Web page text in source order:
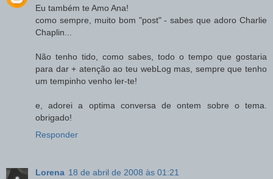
Eu também te Amo Ana!
como sempre, muito bom "post" - sabes que adoro Charlie
Chaplin...
Não tenho tido, como sabes, todo o tempo que gostaria
para dar + atenção ao teu webLog mas, sempre que tenho
um tempinho venho ler-te!
e, adorei a optima conversa de ontem sobre o tema.
obrigado!
Responder
Lorena 18 de abril de 2008 às 01:21